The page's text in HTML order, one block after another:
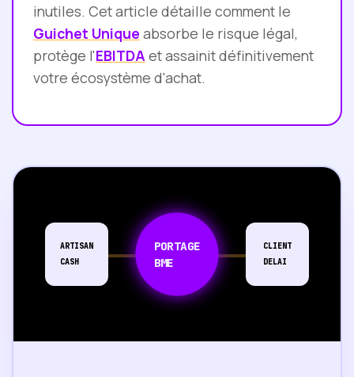
inutiles. Cet article détaille comment le
Guichet Unique absorbe le risque légal,
protège l'EBITDA et assainit définitivement
votre écosystème d'achat.
ARTISAN
CASH
PORTAGE
BME
CLIENT
DELAI